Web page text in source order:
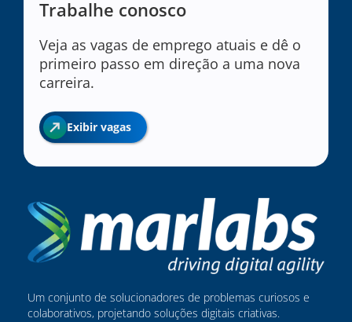
Trabalhe conosco
Veja as vagas de emprego atuais e dê o
primeiro passo em direção a uma nova
carreira.
Exibir vagas
Um conjunto de solucionadores de problemas curiosos e
colaborativos, projetando soluções digitais criativas.